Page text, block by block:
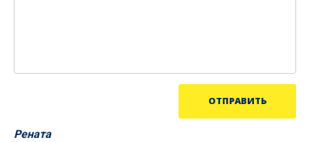
Рената